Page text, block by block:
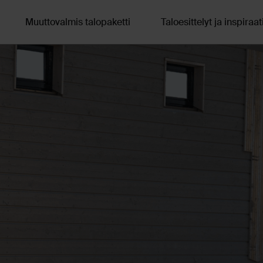
Muuttovalmis talopaketti Taloesittelyt ja